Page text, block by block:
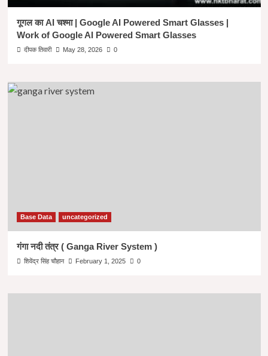
सरोजनी
नायडू
।
BIOGRAPHY
OF
HINDI
गूगल का AI चश्मा | Google AI Powered Smart Glasses |
Work of Google AI Powered Smart Glasses
दीपक तिवारी May 28, 2026 0
Base Data uncategorized
गंगा नदी तंत्र ( Ganga River System )
शिवेंद्र सिंह चौहान February 1, 2025 0